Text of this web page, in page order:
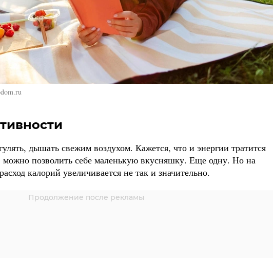
дышать свежим воздухом. Кажется, что и энергии тратится
можно позволить себе маленькую вкусняшку. Еще одну. Но на
калорий увеличивается не так и значительно.